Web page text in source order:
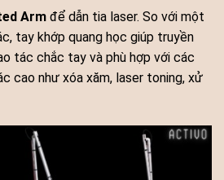
Arm để dẫn tia laser. So với một
tay khớp quang học giúp truyền
tác chắc tay và phù hợp với các
cao như xóa xăm, laser toning, xử